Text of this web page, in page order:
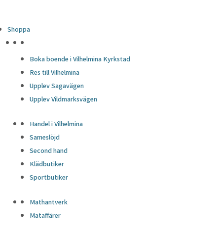
Shoppa
Boka boende i Vilhelmina Kyrkstad
Res till Vilhelmina
Upplev Sagavägen
Upplev Vildmarksvägen
Handel i Vilhelmina
Sameslöjd
Second hand
Klädbutiker
Sportbutiker
Mathantverk
Mataffärer